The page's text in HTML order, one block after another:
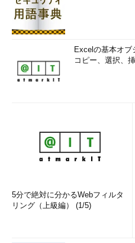
Excelの基本オブ
コピー、選択、
5分で絶対に分かるWebフィルタ
リング（上級編） (1/5)